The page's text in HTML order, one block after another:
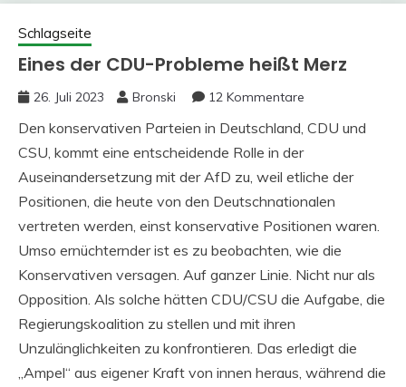
Schlagseite
Eines der CDU-Probleme heißt Merz
26. Juli 2023 Bronski 12 Kommentare
Den konservativen Parteien in Deutschland, CDU und
CSU, kommt eine entscheidende Rolle in der
Auseinandersetzung mit der AfD zu, weil etliche der
Positionen, die heute von den Deutschnationalen
vertreten werden, einst konservative Positionen waren.
Umso ernüchternder ist es zu beobachten, wie die
Konservativen versagen. Auf ganzer Linie. Nicht nur als
Opposition. Als solche hätten CDU/CSU die Aufgabe, die
Regierungskoalition zu stellen und mit ihren
Unzulänglichkeiten zu konfrontieren. Das erledigt die
„Ampel“ aus eigener Kraft von innen heraus, während die